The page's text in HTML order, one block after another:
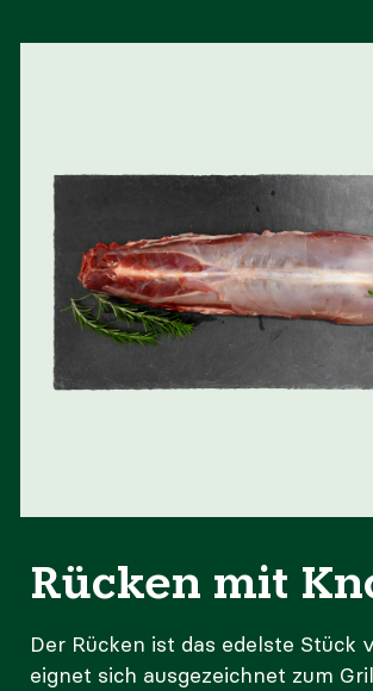
Rücken mit
Der Rücken ist das edelste Stück
eignet sich ausgezeichnet zum